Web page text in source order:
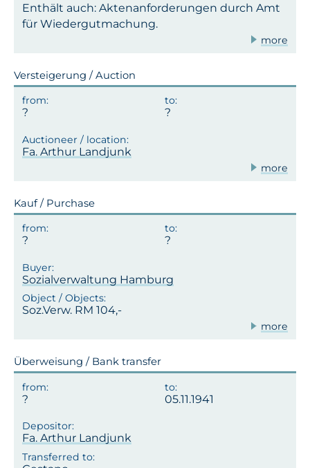
Enthält auch: Aktenanforderungen durch Amt
für Wiedergutmachung.
more
Versteigerung / Auction
Fa. Arthur Landjunk
more
Kauf / Purchase
Sozialverwaltung Hamburg
Soz.Verw. RM 104,-
more
Überweisung / Bank transfer
05.11.1941
Fa. Arthur Landjunk